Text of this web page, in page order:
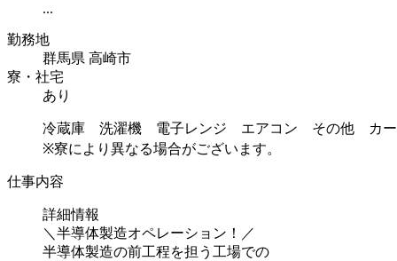
...
勤務地
群馬県 高崎市
寮・社宅
あり
冷蔵庫 洗濯機 電子レンジ エアコン その他 カー
※寮により異なる場合がございます。
仕事内容
詳細情報
＼半導体製造オペレーション！／
半導体製造の前工程を担う工場での